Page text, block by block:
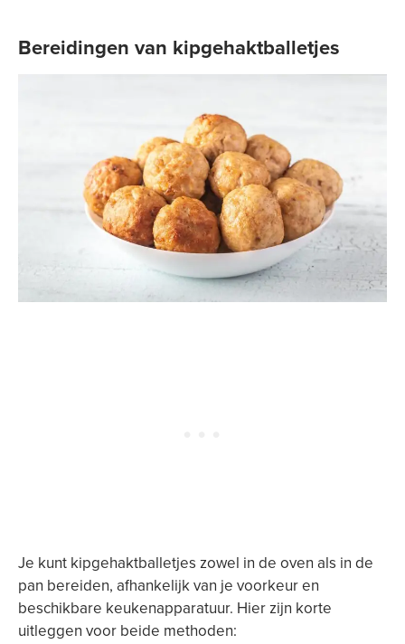
Bereidingen van kipgehaktballetjes
Je kunt kipgehaktballetjes zowel in de oven als in de
pan bereiden, afhankelijk van je voorkeur en
beschikbare keukenapparatuur. Hier zijn korte
uitleggen voor beide methoden: